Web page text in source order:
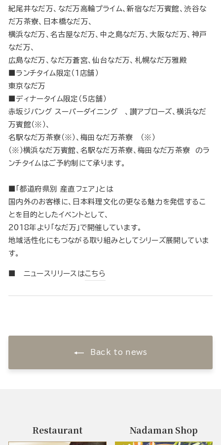
紀尾井なだ万、なだ万高輪プライム、新宿なだ万賓館、渋谷な
だ万茶寮、日本橋なだ万、
横浜なだ万、名古屋なだ万、中之島なだ万、大阪なだ万、神戸
なだ万、
広島なだ万、なだ万蒼宮、仙台なだ万、札幌なだ万雅殿
■ランチタイム限定（1店舗）
東京なだ万
■ディナータイム限定（5店舗）
赤坂ジパング スーパーダイニング 、讃アプローズ、横浜なだ
万賓館（※）、
名駅なだ万茶寮（※）、梅田なだ万茶寮 （※）
（※）横浜なだ万賓館、名駅なだ万茶寮、梅田なだ万茶寮 のラ
ンチタイムはご予約制にて承ります。
■「都道府県別 産直フェア」とは
国内外のお客様に、日本料理文化の更なる魅力を発信するこ
とを目的としたイベントとして、
2018年より「なだ万」で開催しています。
地域活性化にもつながる取り組みとしてシリーズ展開していま
す。
■ ニュースリリースはこちら
Back to news
Restaurant Nadaman Shop